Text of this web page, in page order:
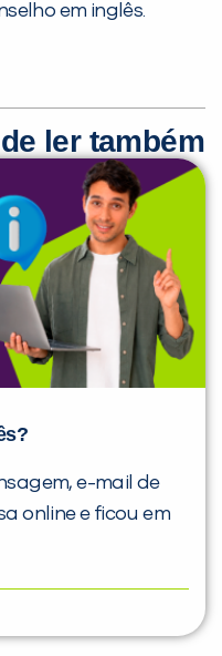
em inglês.
ler também
e-mail de
online e ficou em